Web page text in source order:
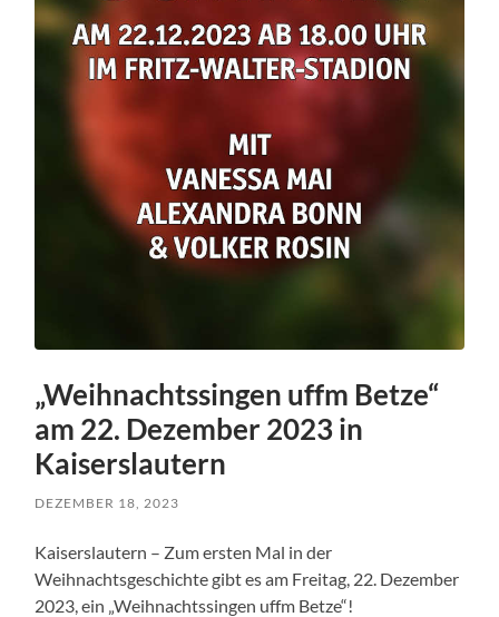
„Weihnachtssingen uffm Betze“
am 22. Dezember 2023 in
Kaiserslautern
DEZEMBER 18, 2023
Kaiserslautern – Zum ersten Mal in der
Weihnachtsgeschichte gibt es am Freitag, 22. Dezember
2023, ein „Weihnachtssingen uffm Betze“!